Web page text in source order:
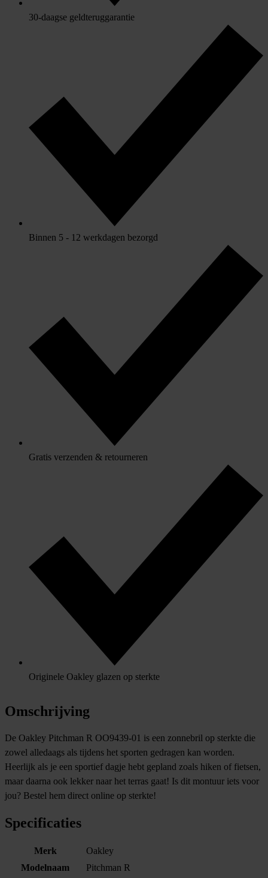
30-daagse geldteruggarantie
Binnen 5 - 12 werkdagen bezorgd
Gratis verzenden & retourneren
Originele Oakley glazen op sterkte
Omschrijving
De Oakley Pitchman R OO9439-01 is een zonnebril op sterkte die
zowel alledaags als tijdens het sporten gedragen kan worden.
Heerlijk als je een sportief dagje hebt gepland zoals hiken of fietsen,
maar daarna ook lekker naar het terras gaat! Is dit montuur iets voor
jou? Bestel hem direct online op sterkte!
Specificaties
Merk
Oakley
Modelnaam
Pitchman R